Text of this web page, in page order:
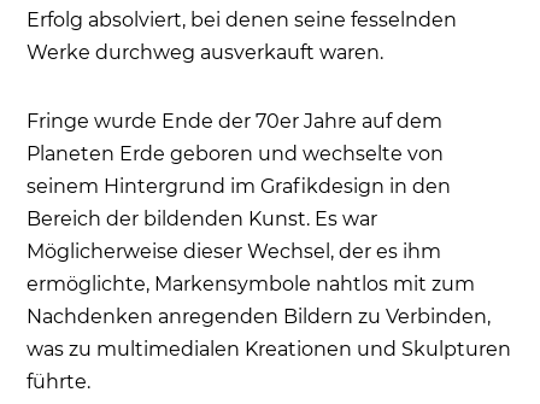
Erfolg absolviert, bei denen seine fesselnden
Werke durchweg ausverkauft waren.
Fringe wurde Ende der 70er Jahre auf dem
Planeten Erde geboren und wechselte von
seinem Hintergrund im Grafikdesign in den
Bereich der bildenden Kunst. Es war
Möglicherweise dieser Wechsel, der es ihm
ermöglichte, Markensymbole nahtlos mit zum
Nachdenken anregenden Bildern zu Verbinden,
was zu multimedialen Kreationen und Skulpturen
führte.